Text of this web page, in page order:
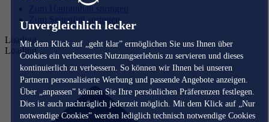
Unvergleichlich lecker
Mit dem Klick auf „geht klar” ermöglichen Sie uns Ihnen über
Cookies ein verbessertes Nutzungserlebnis zu servieren und dieses
kontinuierlich zu verbessern. So können wir Ihnen bei unseren
Partnern personalisierte Werbung und passende Angebote anzeigen.
Über „anpassen” können Sie Ihre persönlichen Präferenzen festlegen.
Dies ist auch nachträglich jederzeit möglich. Mit dem Klick auf „Nur
notwendige Cookies” werden lediglich technisch notwendige Cookies
Zum Hauptinhalt springen
Zum Seitenfuß springen
Loading...
Loading...